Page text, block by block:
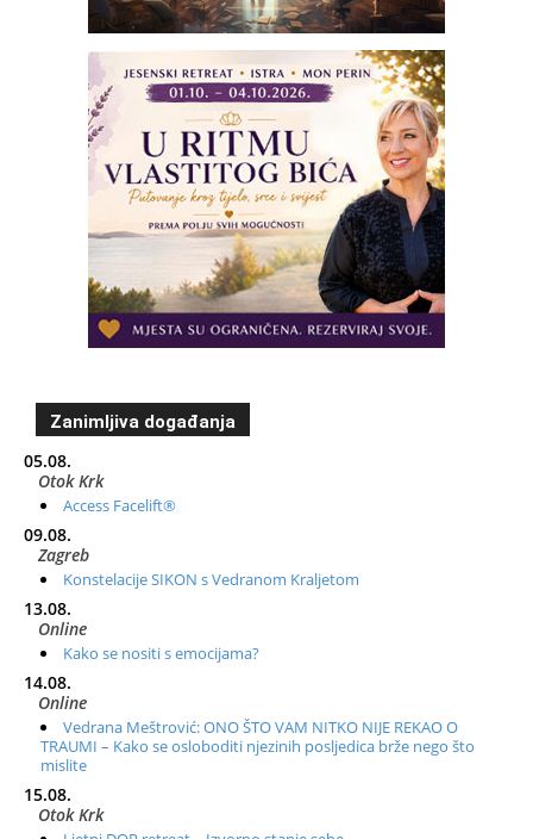
Zanimljiva događanja
05.08.
Otok Krk
Access Facelift®
09.08.
Zagreb
Konstelacije SIKON s Vedranom Kraljetom
13.08.
Online
Kako se nositi s emocijama?
14.08.
Online
Vedrana Meštrović: ONO ŠTO VAM NITKO NIJE REKAO O
TRAUMI – Kako se osloboditi njezinih posljedica brže nego što
mislite
15.08.
Otok Krk